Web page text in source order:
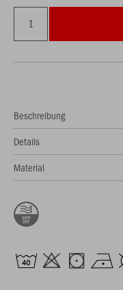
Beschreibung
Details
Material